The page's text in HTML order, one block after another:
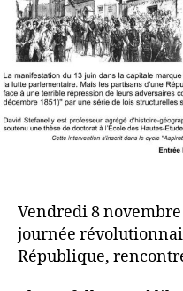
Vendredi 8
journée
République,